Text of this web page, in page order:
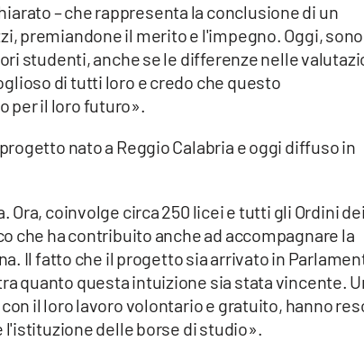
– che rappresenta la conclusione di un
premiandone il merito e l'impegno. Oggi, sono
studenti, anche se le differenze nelle
di tutti loro e credo che questo
per il loro futuro».
nato a Reggio Calabria e oggi diffuso in
Ora, coinvolge circa 250 licei e tutti gli Ordini dei
che ha contribuito anche ad accompagnare la
Il fatto che il progetto sia arrivato in
quanto questa intuizione sia stata vincente.
il loro lavoro volontario e gratuito, hanno
delle borse di studio».